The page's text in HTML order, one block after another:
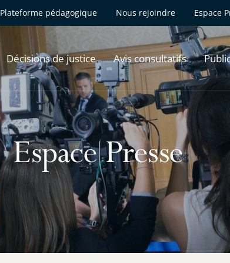
Plateforme pédagogique Nous rejoindre Espace
Décisions de justice Avis consultatifs
Espace Presse